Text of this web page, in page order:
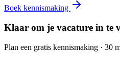
Boek kennismaking
Klaar om je vacature in te
Plan een gratis kennismaking · 30